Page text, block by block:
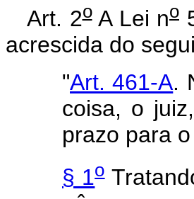
Art. 2oA Lei no
acrescida do
"Art. 461-A.
coisa, o
prazo para
§ 1o